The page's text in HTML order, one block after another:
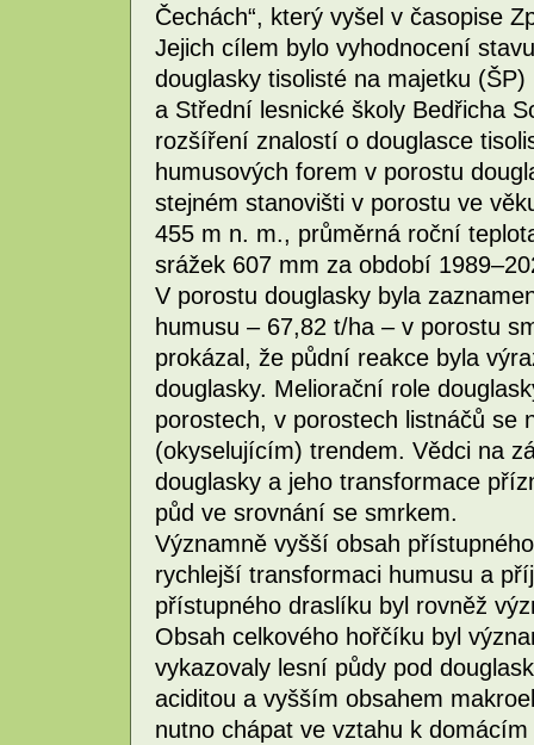
Čechách“, který vyšel v časopise
Jejich cílem bylo vyhodnocení
douglasky tisolisté na majetku
a Střední lesnické školy Bedřicha
rozšíření znalostí o douglasce
humusových forem v porostu
stejném stanovišti v porostu ve
455 m n. m., průměrná roční
srážek 607 mm za období
V porostu douglasky byla
humusu – 67,82 t/ha – v porostu
prokázal, že půdní reakce byla
douglasky. Meliorační role
porostech, v porostech listnáčů se
(okyselujícím) trendem. Vědci na
douglasky a jeho transformace
půd ve srovnání se smrkem.
Významně vyšší obsah
rychlejší transformaci humusu a
přístupného draslíku byl rovněž
Obsah celkového hořčíku byl
vykazovaly lesní půdy pod
aciditou a vyšším obsahem
nutno chápat ve vztahu k